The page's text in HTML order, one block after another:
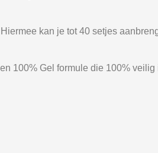
kan je tot 40 setjes
100% Gel formule die 100% veilig